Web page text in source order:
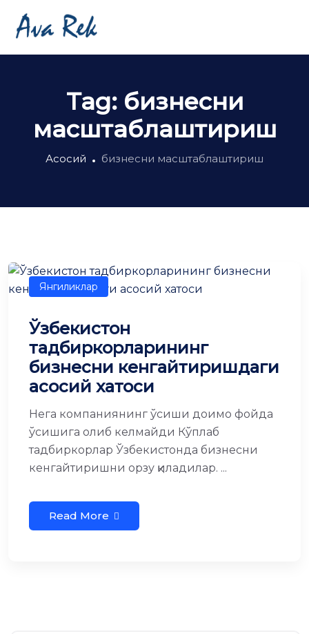
Tag: бизнесни
масштаблаштириш
Асосий бизнесни масштаблаштириш
Янгиликлар
Ўзбекистон
тадбиркорларининг
бизнесни кенгайтиришдаги
асосий хатоси
Нега компаниянинг ўсиши доимо фойда
ўсишига олиб келмайди Кўплаб
тадбиркорлар Ўзбекистонда бизнесни
кенгайтиришни орзу қиладилар. ...
Read More